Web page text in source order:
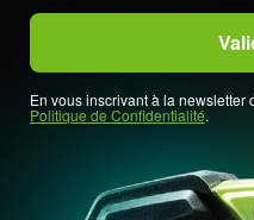
En vous inscrivant à la newsletter
Politique de Confidentialité.